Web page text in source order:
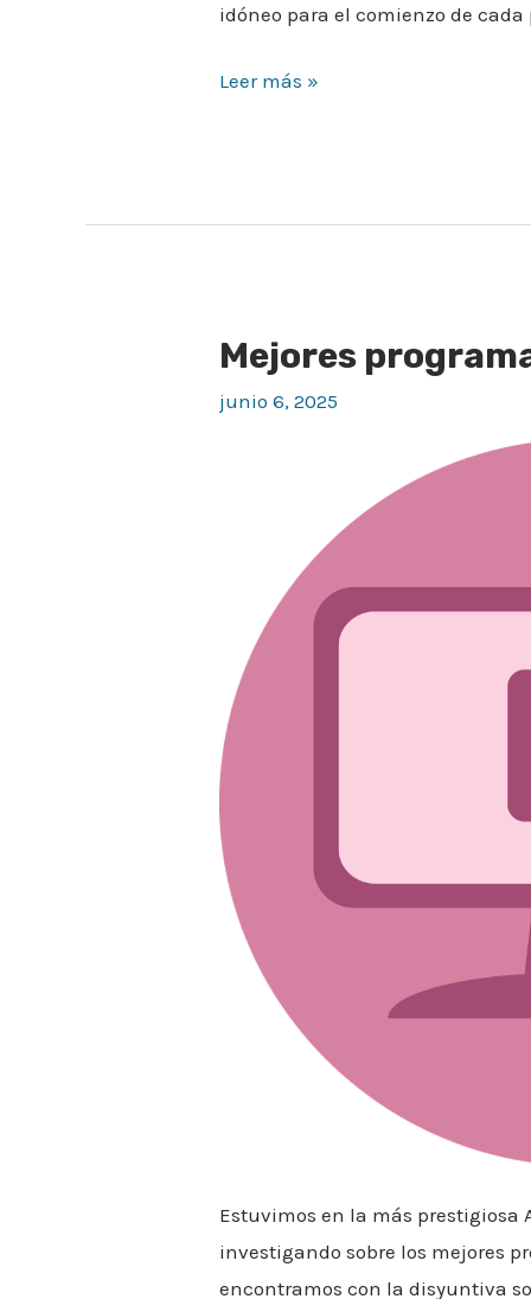
idóneo para el comienzo de
Leer más »
Mejores
junio 6, 2025
Estuvimos en la más prestigiosa
investigando sobre los mejores
encontramos con la disyuntiva
Mejores